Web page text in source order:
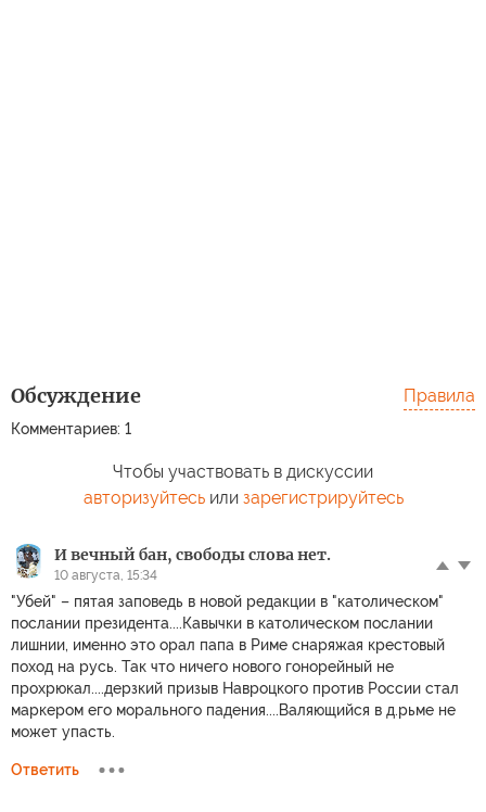
Обсуждение
Комментариев: 1
Правила
Чтобы участвовать в дискуссии
авторизуйтесьили зарегистрируйтесь
И вечный бан, свободы слова нет.
10 августа, 15:34
"Убей" – пятая заповедь в новой редакции в "католическом"
послании президента....Кавычки в католическом послании
лишнии, именно это орал папа в Риме снаряжая крестовый
поход на русь. Так что ничего нового гонорейный не
прохрюкал....дерзкий призыв Навроцкого против России стал
маркером его морального падения....Валяющийся в д.рьме не
может упасть.
Ответить